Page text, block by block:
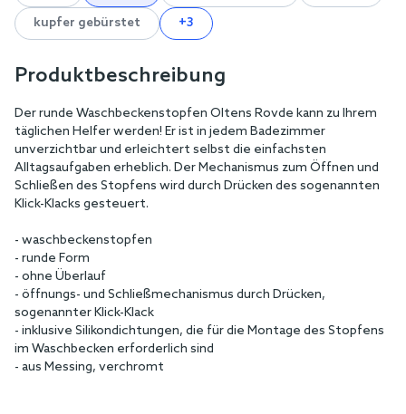
kupfer gebürstet +3
Produktbeschreibung
Der runde Waschbeckenstopfen Oltens Rovde kann zu Ihrem
täglichen Helfer werden! Er ist in jedem Badezimmer
unverzichtbar und erleichtert selbst die einfachsten
Alltagsaufgaben erheblich. Der Mechanismus zum Öffnen und
Schließen des Stopfens wird durch Drücken des sogenannten
Klick-Klacks gesteuert.
- waschbeckenstopfen
- runde Form
- ohne Überlauf
- öffnungs- und Schließmechanismus durch Drücken,
sogenannter Klick-Klack
- inklusive Silikondichtungen, die für die Montage des Stopfens
im Waschbecken erforderlich sind
- aus Messing, verchromt